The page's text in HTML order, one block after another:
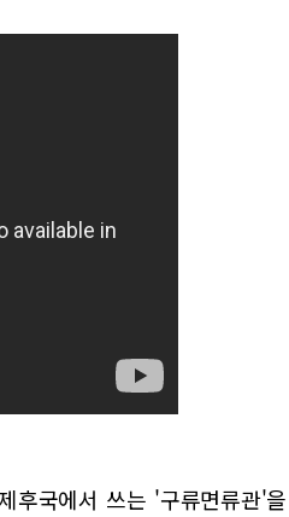
후국에서 쓰는 '구류면류관'을